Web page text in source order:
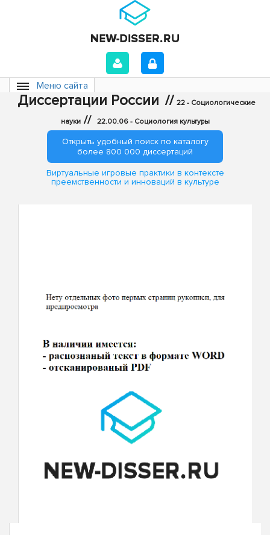
Меню сайта
Диссертации России // 22 - Социологические
науки // 22.00.06 - Социология культуры
Открыть удобный поиск по каталогу
более 800 000 диссертаций
Виртуальные игровые практики в контексте
преемственности и инноваций в культуре